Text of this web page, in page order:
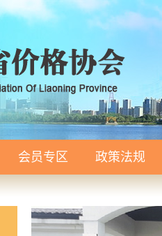
会员专区 政策法规